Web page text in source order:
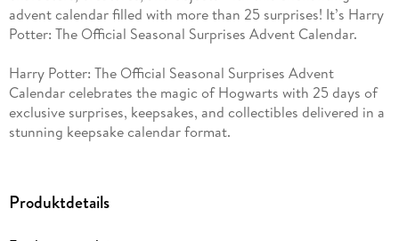
advent calendar filled with more than 25 surprises! It’s Harry
Potter: The Official Seasonal Surprises Advent Calendar.
Harry Potter: The Official Seasonal Surprises Advent
Calendar celebrates the magic of Hogwarts with 25 days of
exclusive surprises, keepsakes, and collectibles delivered in a
stunning keepsake calendar format.
doors features a well-known relic of Hogwarts, from the
Produktdetails